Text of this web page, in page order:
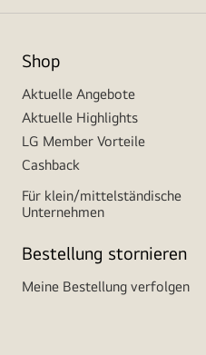
Shop
Aktuelle Angebote
Aktuelle Highlights
LG Member Vorteile
Cashback
Für klein/mittelständische
Unternehmen
Bestellung stornieren
Meine Bestellung verfolgen